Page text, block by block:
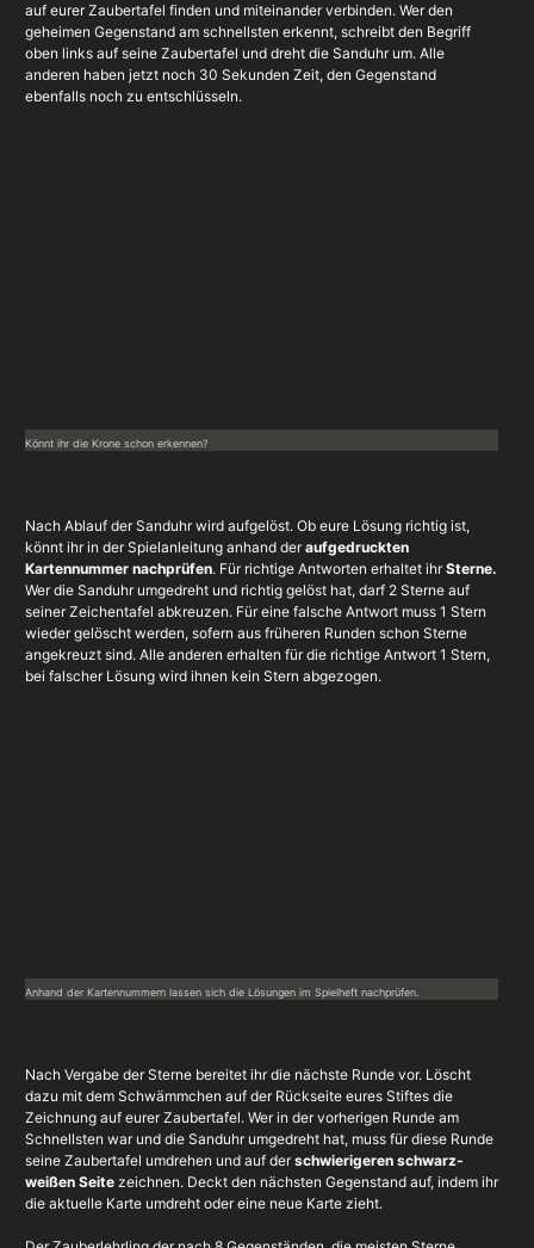
auf eurer Zaubertafel finden und miteinander verbinden. Wer den
geheimen Gegenstand am schnellsten erkennt, schreibt den Begriff
oben links auf seine Zaubertafel und dreht die Sanduhr um. Alle
anderen haben jetzt noch 30 Sekunden Zeit, den Gegenstand
ebenfalls noch zu entschlüsseln.
Könnt ihr die Krone schon erkennen?
Nach Ablauf der Sanduhr wird aufgelöst. Ob eure Lösung richtig ist,
könnt ihr in der Spielanleitung anhand deraufgedruckten
Kartennummer nachprüfen. Für richtige Antworten erhaltet ihrSterne.
Wer die Sanduhr umgedreht und richtig gelöst hat, darf 2 Sterne auf
seiner Zeichentafel abkreuzen. Für eine falsche Antwort muss 1 Stern
wieder gelöscht werden, sofern aus früheren Runden schon Sterne
angekreuzt sind. Alle anderen erhalten für die richtige Antwort 1 Stern,
bei falscher Lösung wird ihnen kein Stern abgezogen.
Anhand der Kartennummern lassen sich die Lösungen im Spielheft nachprüfen.
Nach Vergabe der Sterne bereitet ihr die nächste Runde vor. Löscht
dazu mit dem Schwämmchen auf der Rückseite eures Stiftes die
Zeichnung auf eurer Zaubertafel. Wer in der vorherigen Runde am
Schnellsten war und die Sanduhr umgedreht hat, muss für diese Runde
seine Zaubertafel umdrehen und auf derschwierigeren schwarz-
weißen Seitezeichnen. Deckt den nächsten Gegenstand auf, indem ihr
die aktuelle Karte umdreht oder eine neue Karte zieht.